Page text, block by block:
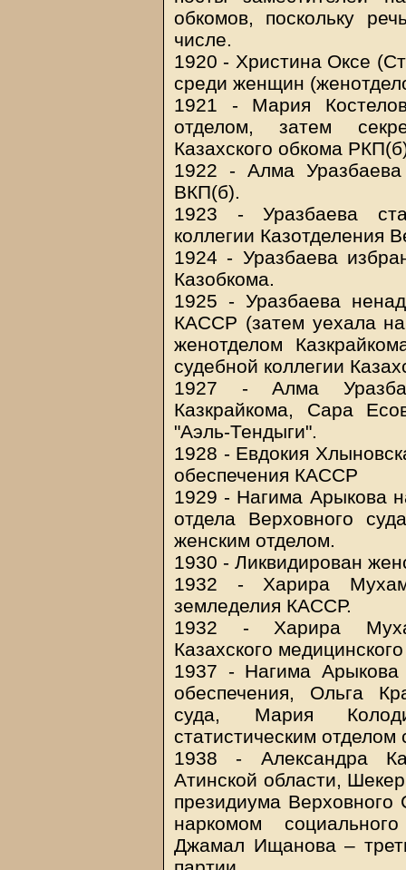
обкомов, поскольку
числе.
1920 - Христина Оксе
среди женщин
1921 - Мария
отделом, затем
Казахского обкома
1922 - Алма Уразбаева
ВКП(б).
1923 - Уразбаева
коллегии Казотделения
1924 - Уразбаева
Казобкома.
1925 - Уразбаева
КАССР (затем уехала
женотделом
судебной коллегии
1927 - Алма
Казкрайкома, Сара
"Аэль-Тендыги".
1928 - Евдокия
обеспечения КАССР
1929 - Нагима Арыкова
отдела Верховного
женским отделом.
1930 - Ликвидирован
1932 - Харира
земледелия КАССР.
1932 - Харира
Казахского
1937 - Нагима Арыкова
обеспечения, Ольга
суда, Мария
статистическим
1938 - Александра
Атинской области,
президиума
наркомом
Джамал Ищанова –